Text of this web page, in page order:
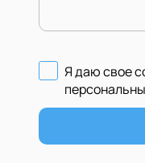
Я даю свое